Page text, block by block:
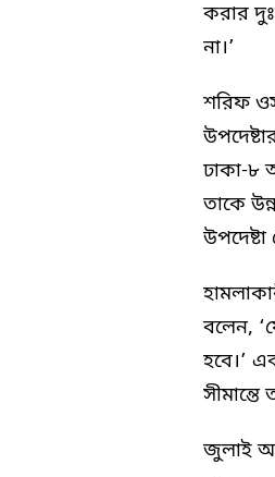
করার
না।’
শরিফ
ঢাকা-৮
তাকে
বলেন,
হবে।’
সীমান্তে
জুলাই